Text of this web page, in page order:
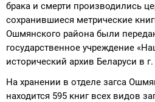
брака и смерти производились
сохранившиеся метрические
Ошмянского района были
государственное учреждение
исторический архив Беларуси в г.
На хранении в отделе загса
находится 595 книг всех видов